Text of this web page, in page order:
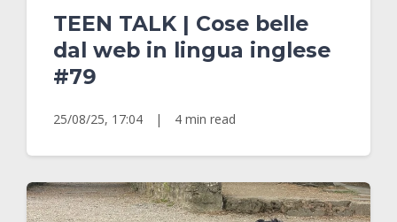
TEEN TALK | Cose belle
dal web in lingua inglese
#79
25/08/25, 17:04 | 4 min read